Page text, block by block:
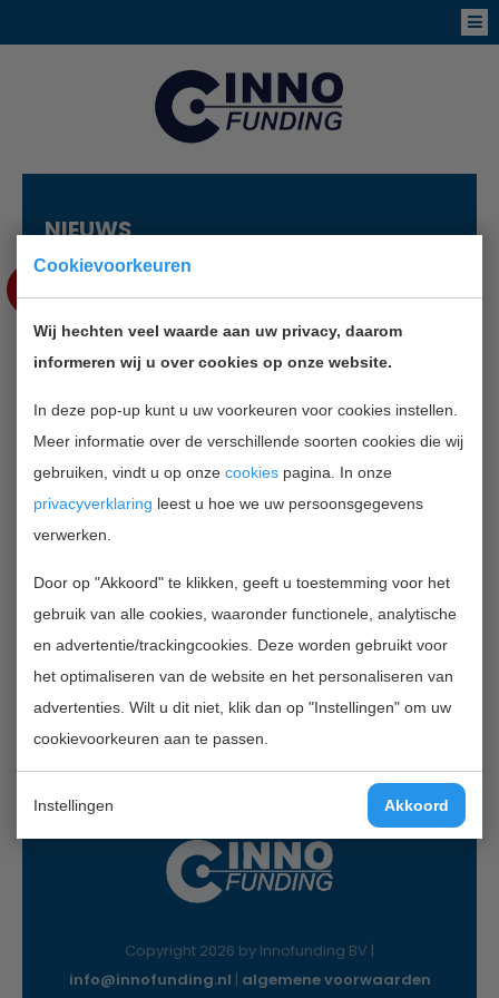
Cookievoorkeuren
Wij hechten veel waarde aan uw privacy, daarom
informeren wij u over cookies op onze website.
In deze pop-up kunt u uw voorkeuren voor cookies instellen.
Meer informatie over de verschillende soorten cookies die wij
gebruiken, vindt u op onze cookies pagina. In onze
privacyverklaring leest u hoe we uw persoonsgegevens
verwerken.
Door op "Akkoord" te klikken, geeft u toestemming voor het
gebruik van alle cookies, waaronder functionele, analytische
en advertentie/trackingcookies. Deze worden gebruikt voor
het optimaliseren van de website en het personaliseren van
advertenties. Wilt u dit niet, klik dan op "Instellingen" om uw
cookievoorkeuren aan te passen.
Instellingen Akkoord
NIEUWS
4
BE AWARE, WINKELDIEVEN ZIJN
TERUG NAAR OVERZICHT
Contactgegevens
InnoFunding B.V.
Nieuwe Gracht 7
2011 NB Haarlem
Mail:info@innofunding.nl
Copyright 2026 by Innofunding BV |
info@innofunding.nl | algemene voorwaarden